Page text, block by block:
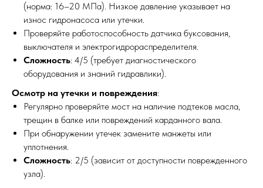
(норма: 16–20 МПа). Низкое давление указывает на
износ гидронасоса или утечки.
Проверяйте работоспособность датчика буксования,
выключателя и электрогидрораспределителя.
Сложность: 4/5 (требует диагностического
оборудования и знаний гидравлики).
Осмотр на утечки и повреждения:
Регулярно проверяйте мост на наличие подтеков масла,
трещин в балке или повреждений карданного вала.
При обнаружении утечек замените манжеты или
уплотнения.
Сложность: 2/5 (зависит от доступности поврежденного
узла).